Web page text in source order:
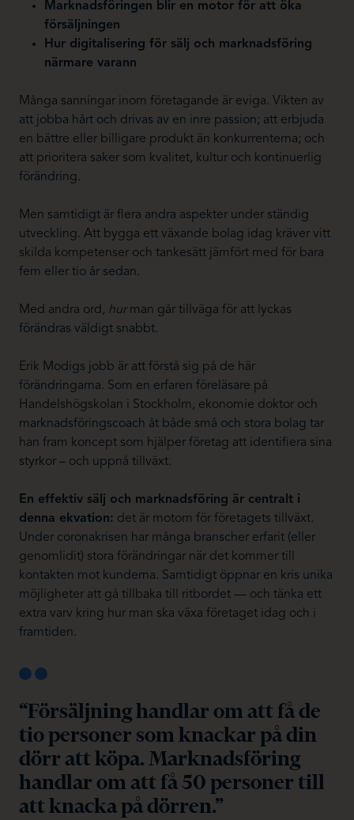
Marknadsföringen blir en motor för att öka
försäljningen
Hur digitalisering för sälj och marknadsföring
närmare varann
Många sanningar inom företagande är eviga. Vikten av
att jobba hårt och drivas av en inre passion; att erbjuda
en bättre eller billigare produkt än konkurrenterna; och
att prioritera saker som kvalitet, kultur och kontinuerlig
förändring.
Men samtidigt är flera andra aspekter under ständig
utveckling. Att bygga ett växande bolag idag kräver vitt
skilda kompetenser och tankesätt jämfört med för bara
fem eller tio år sedan.
Med andra ord, hurman går tillväga för att lyckas
förändras väldigt snabbt.
Erik Modigs jobb är att förstå sig på de här
förändringarna. Som en erfaren föreläsare på
Handelshögskolan i Stockholm, ekonomie doktor och
marknadsföringscoach åt både små och stora bolag tar
han fram koncept som hjälper företag att identifiera sina
styrkor – och uppnå tillväxt.
En effektiv sälj och marknadsföring är centralt i
denna ekvation: det är motorn för företagets tillväxt.
Under coronakrisen har många branscher erfarit (eller
genomlidit) stora förändringar när det kommer till
kontakten mot kunderna. Samtidigt öppnar en kris unika
möjligheter att gå tillbaka till ritbordet — och tänka ett
extra varv kring hur man ska växa företaget idag och i
framtiden.
“Försäljning handlar om att få de
tio personer som knackar på din
dörr att köpa. Marknadsföring
handlar om att få 50 personer till
att knacka på dörren.”